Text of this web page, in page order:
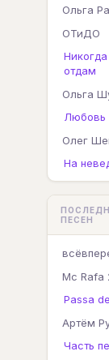
Ольга
ОТиДО
отдам
Ольга
Олег
На
ПЕСЕН
Mc Rafa
Passa
Артём
Часть